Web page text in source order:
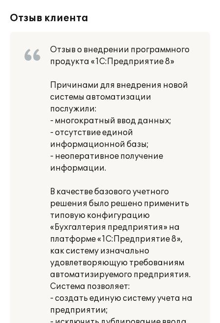
Отзыв клиента
Отзыв о внедрении программного
продукта «1С:Предприятие 8»
Причинами для внедрения новой
системы автоматизации
послужили:
- многократный ввод данных;
- отсутствие единой
информационной базы;
- неоперативное получение
информации.
В качестве базового учетного
решения было решено применить
типовую конфигурацию
«Бухгалтерия предприятия» на
платформе «1С:Предприятие 8»,
как систему изначально
удовлетворяющую требованиям
автоматизируемого предприятия.
Система позволяет:
- создать единую систему учета на
предприятии;